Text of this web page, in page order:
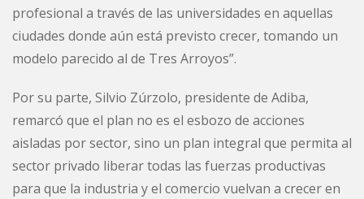
profesional a través de las universidades en aquellas
ciudades donde aún está previsto crecer, tomando un
modelo parecido al de Tres Arroyos”.
Por su parte, Silvio Zúrzolo, presidente de Adiba,
remarcó que el plan no es el esbozo de acciones
aisladas por sector, sino un plan integral que permita al
sector privado liberar todas las fuerzas productivas
para que la industria y el comercio vuelvan a crecer en